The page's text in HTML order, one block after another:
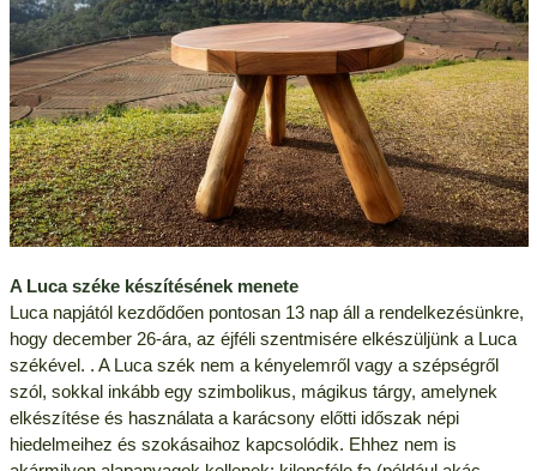
A Luca széke készítésének menete
Luca napjától kezdődően pontosan 13 nap áll a rendelkezésünkre,
hogy december 26-ára, az éjféli szentmisére elkészüljünk a Luca
székével. . A Luca szék nem a kényelemről vagy a szépségről
szól, sokkal inkább egy szimbolikus, mágikus tárgy, amelynek
elkészítése és használata a karácsony előtti időszak népi
hiedelmeihez és szokásaihoz kapcsolódik. Ehhez nem is